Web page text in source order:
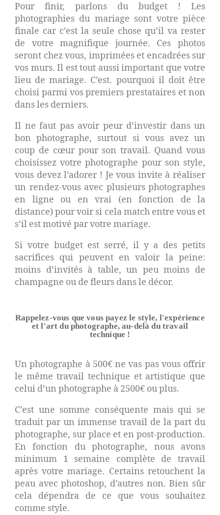
Pour finir, parlons du budget ! Les
photographies du mariage sont votre pièce
finale car c’est la seule chose qu’il va rester
de votre magnifique journée. Ces photos
seront chez vous, imprimées et encadrées sur
vos murs. Il est tout aussi important que votre
lieu de mariage. C’est. pourquoi il doit être
choisi parmi vos premiers prestataires et non
dans les derniers.
Il ne faut pas avoir peur d’investir dans un
bon photographe, surtout si vous avez un
coup de cœur pour son travail. Quand vous
choisissez votre photographe pour son style,
vous devez l’adorer ! Je vous invite à réaliser
un rendez-vous avec plusieurs photographes
en ligne ou en vrai (en fonction de la
distance) pour voir si cela match entre vous et
s’il est motivé par votre mariage.
Si votre budget est serré, il y a des petits
sacrifices qui peuvent en valoir la peine:
moins d’invités à table, un peu moins de
champagne ou de fleurs dans le décor.
Rappelez-vous que vous payez le style, l'expérience
et l'art du photographe, au-delà du travail
technique !
Un photographe à 500€ ne vas pas vous offrir
le même travail technique et artistique que
celui d’un photographe à 2500€ ou plus.
C’est une somme conséquente mais qui se
traduit par un immense travail de la part du
photographe, sur place et en post-production.
En fonction du photographe, nous avons
minimum 1 semaine complète de travail
après votre mariage. Certains retouchent la
peau avec photoshop, d’autres non. Bien sûr
cela dépendra de ce que vous souhaitez
comme style.